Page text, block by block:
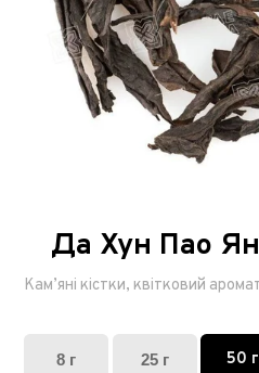
Да Хун Пао
Кам’яні кістки, квітковий
8 г 25 г 50 г